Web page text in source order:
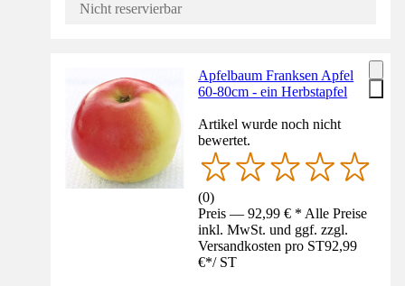
Nicht reservierbar
Apfelbaum Franksen Apfel
60-80cm - ein Herbstapfel
Artikel wurde noch nicht
bewertet.
(0)
Preis — 92,99 € * Alle Preise
inkl. MwSt. und ggf. zzgl.
Versandkosten pro ST92,99
€*/ ST